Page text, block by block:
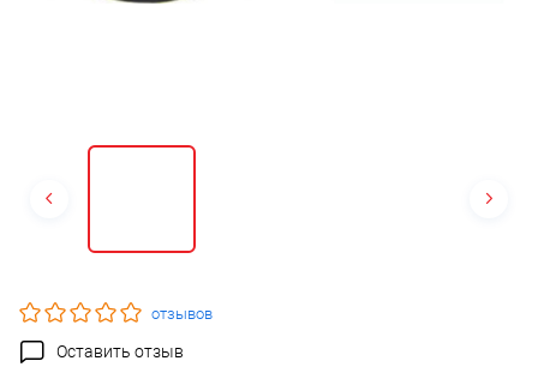
отзывов
Оставить отзыв